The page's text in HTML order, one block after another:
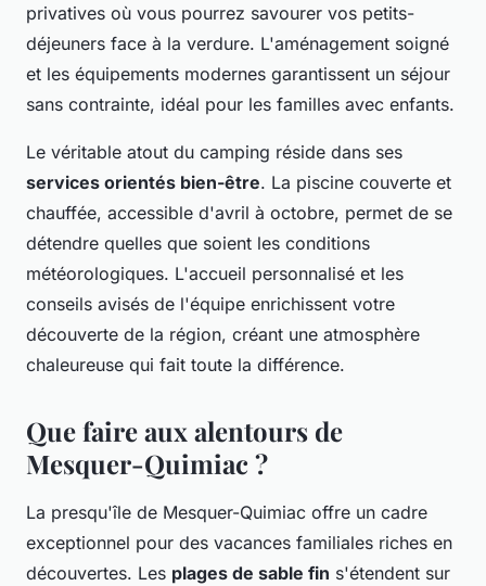
privatives où vous pourrez savourer vos petits-
déjeuners face à la verdure. L'aménagement soigné
et les équipements modernes garantissent un séjour
sans contrainte, idéal pour les familles avec enfants.
Le véritable atout du camping réside dans ses
services orientés bien-être. La piscine couverte et
chauffée, accessible d'avril à octobre, permet de se
détendre quelles que soient les conditions
météorologiques. L'accueil personnalisé et les
conseils avisés de l'équipe enrichissent votre
découverte de la région, créant une atmosphère
chaleureuse qui fait toute la différence.
Que faire aux alentours de
Mesquer-Quimiac ?
La presqu'île de Mesquer-Quimiac offre un cadre
exceptionnel pour des vacances familiales riches en
découvertes. Les plages de sable fin s'étendent sur